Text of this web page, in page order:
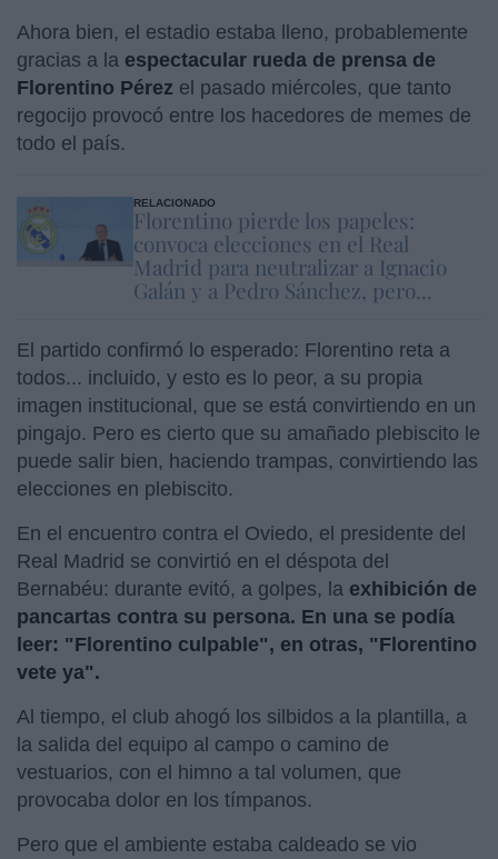
Ahora bien, el estadio estaba lleno, probablemente
gracias a la espectacular rueda de prensa de
Florentino Pérez el pasado miércoles, que tanto
regocijo provocó entre los hacedores de memes de
todo el país.
RELACIONADO
Florentino pierde los papeles:
convoca elecciones en el Real
Madrid para neutralizar a Ignacio
Galán y a Pedro Sánchez, pero...
El partido confirmó lo esperado: Florentino reta a
todos... incluido, y esto es lo peor, a su propia
imagen institucional, que se está convirtiendo en un
pingajo. Pero es cierto que su amañado plebiscito le
puede salir bien, haciendo trampas, convirtiendo las
elecciones en plebiscito.
En el encuentro contra el Oviedo, el presidente del
Real Madrid se convirtió en el déspota del
Bernabéu: durante evitó, a golpes, la exhibición de
pancartas contra su persona. En una se podía
leer: "Florentino culpable", en otras, "Florentino
vete ya".
Al tiempo, el club ahogó los silbidos a la plantilla, a
la salida del equipo al campo o camino de
vestuarios, con el himno a tal volumen, que
provocaba dolor en los tímpanos.
Pero que el ambiente estaba caldeado se vio